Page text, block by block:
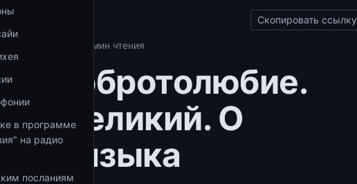
в программе
на радио
посланиям
Скопировать ссылку
1 мин чтения
Добротолюбие.
Великий. О
языка